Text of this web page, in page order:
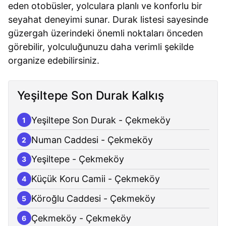
eden otobüsler, yolculara planlı ve konforlu bir
seyahat deneyimi sunar. Durak listesi sayesinde
güzergah üzerindeki önemli noktaları önceden
görebilir, yolculuğunuzu daha verimli şekilde
organize edebilirsiniz.
Yeşiltepe Son Durak Kalkış
1 Yeşiltepe Son Durak - Çekmeköy
2 Numan Caddesi - Çekmeköy
3 Yeşiltepe - Çekmeköy
4 Küçük Koru Camii - Çekmeköy
5 Köroğlu Caddesi - Çekmeköy
6 Çekmeköy - Çekmeköy